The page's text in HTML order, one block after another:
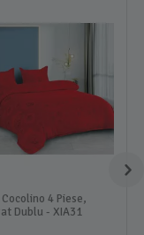
4 Piese,
Dublu - XIA31